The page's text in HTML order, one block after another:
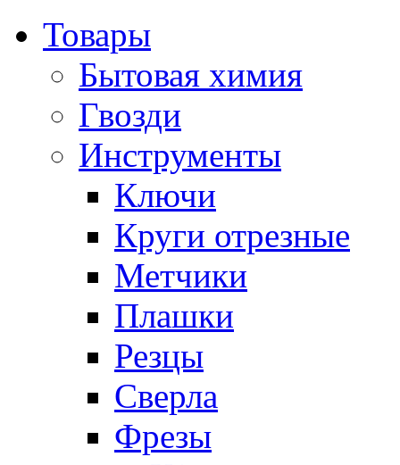
Товары
Бытовая химия
Гвозди
Инструменты
Ключи
Круги отрезные
Метчики
Плашки
Резцы
Сверла
Фрезы